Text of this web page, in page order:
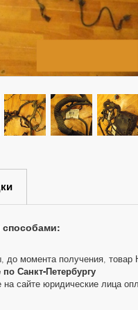
до момента получения, товар
Санкт-Петербургу
сайте юридические лица